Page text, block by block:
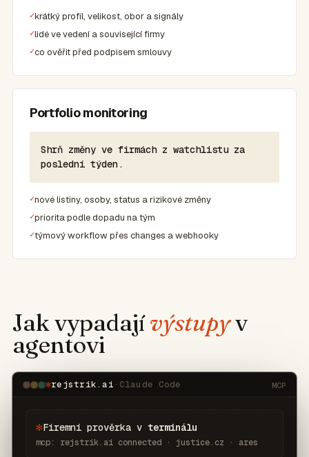
krátký profil, velikost, obor a signály
lidé ve vedení a související firmy
co ověřit před podpisem smlouvy
Portfolio monitoring
Shrň změny ve firmách z watchlistu za
poslední týden.
nové listiny, osoby, status a rizikové změny
priorita podle dopadu na tým
týmový workflow přes changes a webhooky
Jak vypadajívýstupyv
agentovi
✻rejstrik.ai · Claude Code MCP
✻Firemní prověrka v terminálu
mcp: rejstrik.ai connected · justice.cz · ares